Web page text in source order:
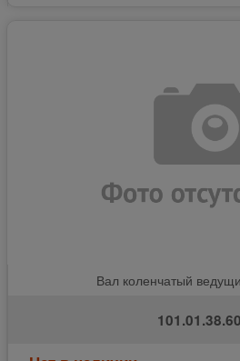
Вал коленчатый